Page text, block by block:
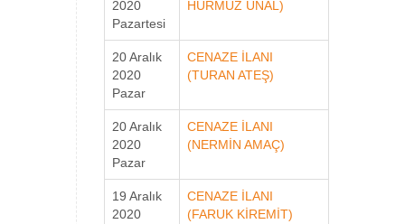
2020
Pazartesi
HÜRMÜZ ÜNAL)
20 Aralık
2020
Pazar
CENAZE İLANI
(TURAN ATEŞ)
20 Aralık
2020
Pazar
CENAZE İLANI
(NERMİN AMAÇ)
19 Aralık
2020
CENAZE İLANI
(FARUK KİREMİT)